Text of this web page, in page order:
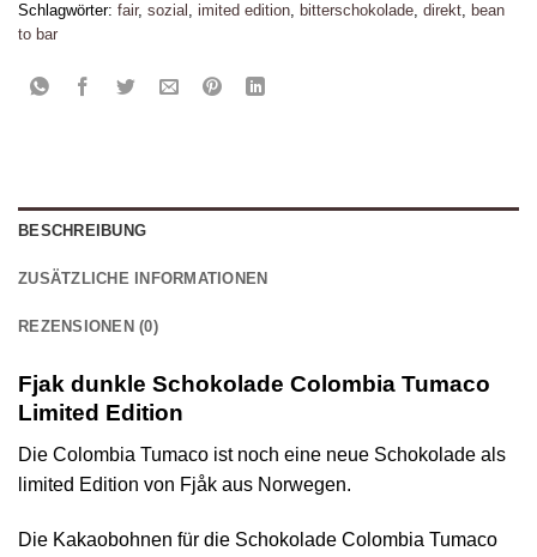
Schlagwörter: fair, sozial , imited edition, bitterschokolade, direkt, bean
to bar
BESCHREIBUNG
ZUSÄTZLICHE INFORMATIONEN
REZENSIONEN (0)
Fjak dunkle Schokolade Colombia Tumaco
Limited Edition
Die Colombia Tumaco ist noch eine neue Schokolade als
limited Edition von Fjåk aus Norwegen.
Die Kakaobohnen für die Schokolade Colombia Tumaco